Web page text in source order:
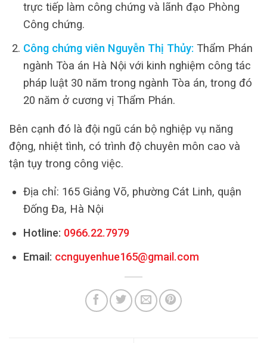
trực tiếp làm công chứng và lãnh đạo Phòng
Công chứng.
Công chứng viên Nguyễn Thị Thủy: Thẩm Phán
ngành Tòa án Hà Nội với kinh nghiệm công tác
pháp luật 30 năm trong ngành Tòa án, trong đó
20 năm ở cương vị Thẩm Phán.
Bên cạnh đó là đội ngũ cán bộ nghiệp vụ năng
động, nhiệt tình, có trình độ chuyên môn cao và
tận tụy trong công việc.
Địa chỉ: 165 Giảng Võ, phường Cát Linh, quận
Đống Đa, Hà Nội
Hotline: 0966.22.7979
Email: ccnguyenhue165@gmail.com